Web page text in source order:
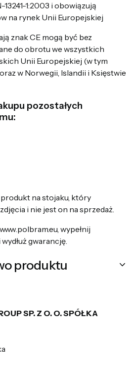
1:2003 i obowiązują
na rynek Unii Europejskiej
znak CE mogą być bez
do obrotu we wszystkich
Unii Europejskiej (w tym
w Norwegii, Islandii i Księstwie
pozostałych
na stojaku, który
i nie jest on na sprzedaż.
wypełnij
gwarancję.
produktu
SP. Z O. O. SPÓŁKA